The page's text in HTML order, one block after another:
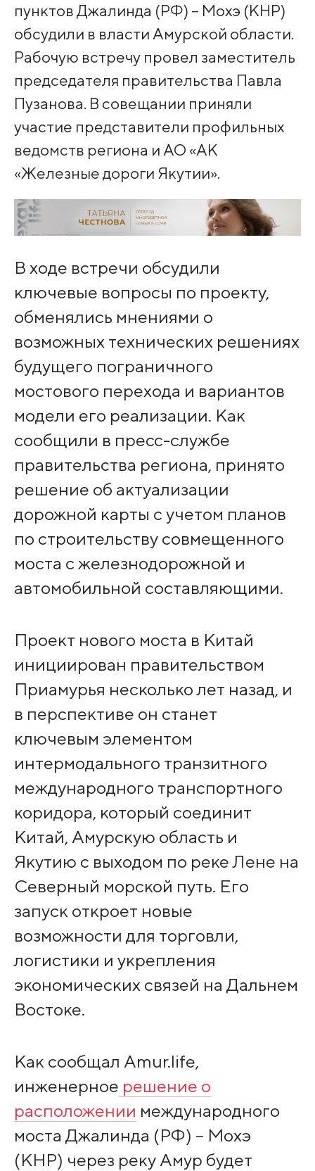
пунктов Джалинда (РФ) – Мохэ (КНР)
обсудили в власти Амурской области.
Рабочую встречу провел заместитель
председателя правительства Павла
Пузанова. В совещании приняли
участие представители профильных
ведомств региона и АО «АК
«Железные дороги Якутии».
В ходе встречи обсудили
ключевые вопросы по проекту,
обменялись мнениями о
возможных технических решениях
будущего пограничного
мостового перехода и вариантов
модели его реализации. Как
сообщили в пресс-службе
правительства региона, принято
решение об актуализации
дорожной карты с учетом планов
по строительству совмещенного
моста с железнодорожной и
автомобильной составляющими.
Проект нового моста в Китай
инициирован правительством
Приамурья несколько лет назад, и
в перспективе он станет
ключевым элементом
интермодального транзитного
международного транспортного
коридора, который соединит
Китай, Амурскую область и
Якутию с выходом по реке Лене на
Северный морской путь. Его
запуск откроет новые
возможности для торговли,
логистики и укрепления
экономических связей на Дальнем
Востоке.
Как сообщал Amur.life,
инженерное решение о
расположении международного
моста Джалинда (РФ) – Мохэ
(КНР) через реку Амур будет